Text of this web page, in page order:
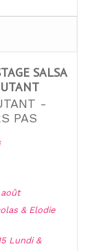
SALSA
-
PAS
août
& Elodie
Lundi &